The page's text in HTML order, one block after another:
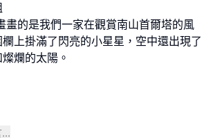
畫的是我們一家在觀賞南山首爾塔的風
上掛滿了閃亮的小星星，空中還出現了
爛的太陽。